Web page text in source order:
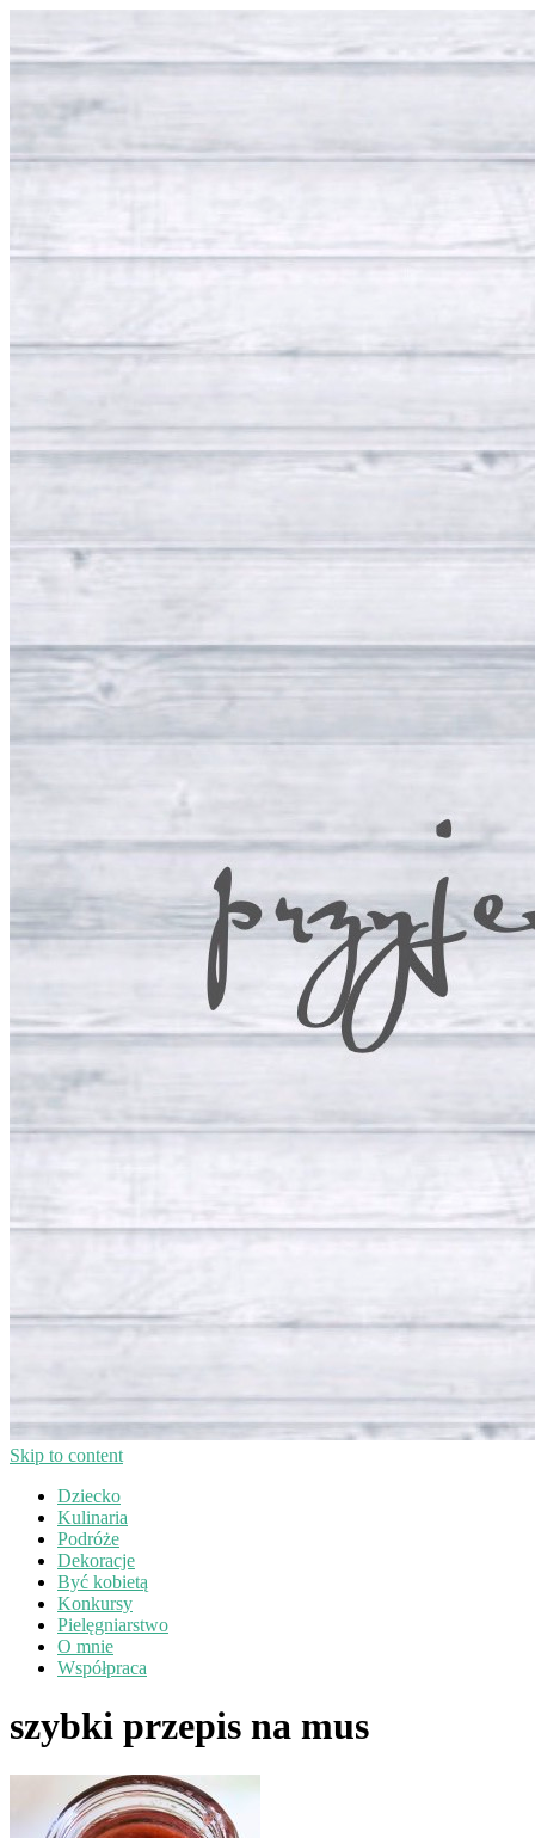
Skip to content
Dziecko
Kulinaria
Podróże
Dekoracje
Być kobietą
Konkursy
Pielęgniarstwo
O mnie
Współpraca
szybki przepis na mus